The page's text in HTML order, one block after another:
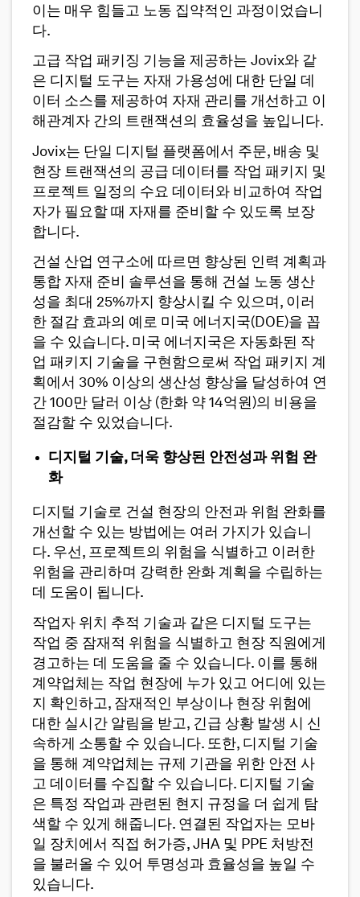
이는 매우 힘들고 노동 집약적인 과정이었습니
다.
고급 작업 패키징 기능을 제공하는 Jovix와 같
은 디지털 도구는 자재 가용성에 대한 단일 데
이터 소스를 제공하여 자재 관리를 개선하고 이
해관계자 간의 트랜잭션의 효율성을 높입니다.
Jovix는 단일 디지털 플랫폼에서 주문, 배송 및
현장 트랜잭션의 공급 데이터를 작업 패키지 및
프로젝트 일정의 수요 데이터와 비교하여 작업
자가 필요할 때 자재를 준비할 수 있도록 보장
합니다.
건설 산업 연구소에 따르면 향상된 인력 계획과
통합 자재 준비 솔루션을 통해 건설 노동 생산
성을 최대 25%까지 향상시킬 수 있으며, 이러
한 절감 효과의 예로 미국 에너지국(DOE)을 꼽
을 수 있습니다. 미국 에너지국은 자동화된 작
업 패키지 기술을 구현함으로써 작업 패키지 계
획에서 30% 이상의 생산성 향상을 달성하여 연
간 100만 달러 이상 (한화 약 14억원)의 비용을
절감할 수 있었습니다.
디지털 기술, 더욱 향상된 안전성과 위험 완
화
디지털 기술로 건설 현장의 안전과 위험 완화를
개선할 수 있는 방법에는 여러 가지가 있습니
다. 우선, 프로젝트의 위험을 식별하고 이러한
위험을 관리하며 강력한 완화 계획을 수립하는
데 도움이 됩니다.
작업자 위치 추적 기술과 같은 디지털 도구는
작업 중 잠재적 위험을 식별하고 현장 직원에게
경고하는 데 도움을 줄 수 있습니다. 이를 통해
계약업체는 작업 현장에 누가 있고 어디에 있는
지 확인하고, 잠재적인 부상이나 현장 위험에
대한 실시간 알림을 받고, 긴급 상황 발생 시 신
속하게 소통할 수 있습니다. 또한, 디지털 기술
을 통해 계약업체는 규제 기관을 위한 안전 사
고 데이터를 수집할 수 있습니다. 디지털 기술
은 특정 작업과 관련된 현지 규정을 더 쉽게 탐
색할 수 있게 해줍니다. 연결된 작업자는 모바
일 장치에서 직접 허가증, JHA 및 PPE 처방전
을 불러올 수 있어 투명성과 효율성을 높일 수
있습니다.